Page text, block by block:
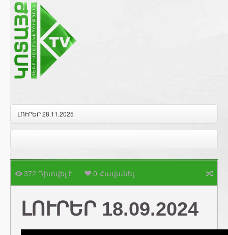
ԼՈՒՐԵՐ 28.11.2025
372 Դիտվել է 0 Հավանել
ԼՈՒՐԵՐ 18.09.2024